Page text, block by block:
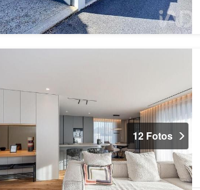
12 Fotos